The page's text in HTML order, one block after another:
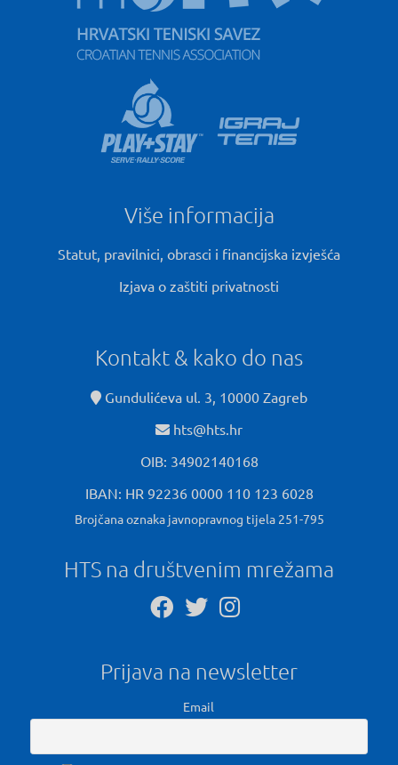
Više informacija
Statut, pravilnici, obrasci i financijska izvješća
Izjava o zaštiti privatnosti
Kontakt & kako do nas
Gundulićeva ul. 3, 10000 Zagreb
hts@hts.hr
OIB: 34902140168
IBAN: HR 92236 0000 110 123 6028
Brojčana oznaka javnopravnog tijela 251-795
HTS na društvenim mrežama
Prijava na newsletter
Email